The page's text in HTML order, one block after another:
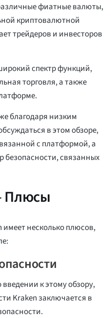
фиатные валюты,
криптовалютной
трейдеров и инвесторов
спектр функций,
торговля, а также
благодаря низким
в этом обзоре,
с платформой, а
связанных
Плюсы
несколько плюсов,
к этому обзору,
Kraken заключается в